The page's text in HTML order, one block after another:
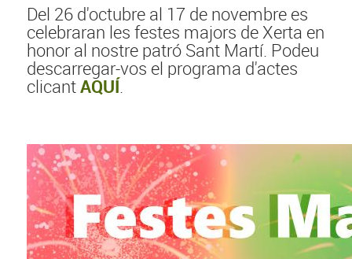
Del 26 d'octubre al 17 de novembre es
celebraran les festes majors de Xerta en
honor al nostre patró Sant Martí. Podeu
descarregar-vos el programa d'actes
clicantAQUÍ.